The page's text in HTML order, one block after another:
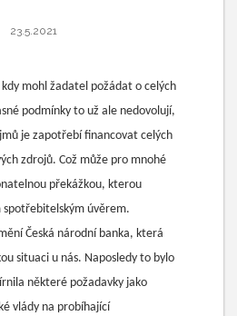
23.5.2021
mohl žadatel požádat o celých
podmínky to už ale nedovolují,
je zapotřebí financovat celých
zdrojů. Což může pro mnohé
překážkou, kterou
spotřebitelským úvěrem.
Česká národní banka, která
situaci u nás. Naposledy to bylo
některé požadavky jako
vlády na probíhající